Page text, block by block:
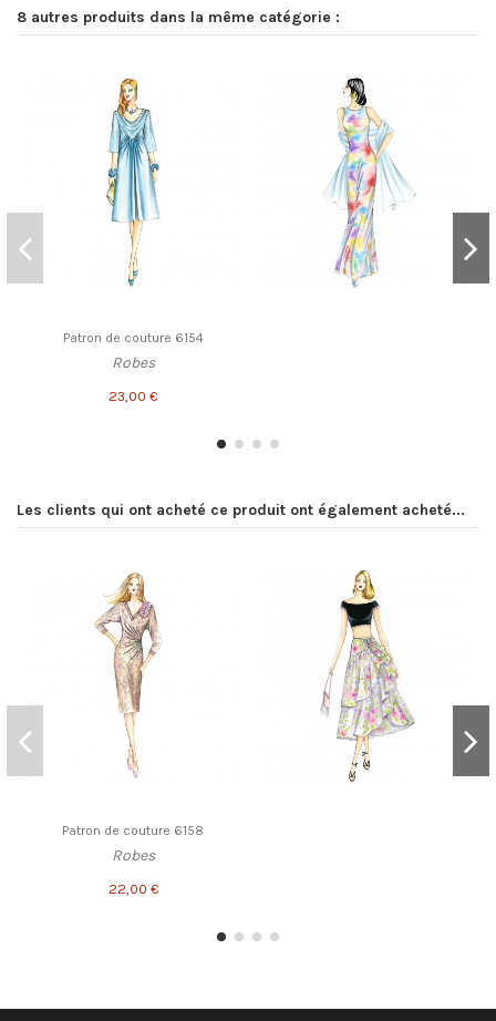
8 autres produits dans la même catégorie :
Patron de couture 6154
Robes
23,00 €
Les clients qui ont acheté ce produit ont également acheté...
Patron de couture 6158
Robes
22,00 €